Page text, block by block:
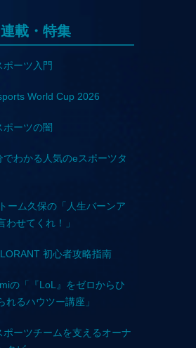
連載・特集